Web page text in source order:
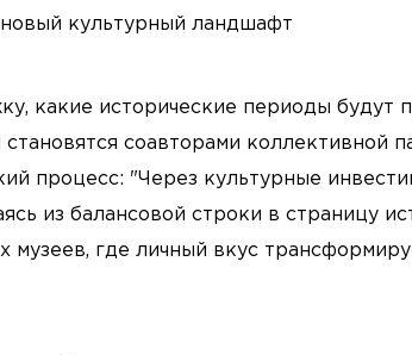
новый культурный ландшафт
какие исторические периоды будут
соавторами коллективной
процесс: "Через культурные
из балансовой строки в страницу
музеев, где личный вкус